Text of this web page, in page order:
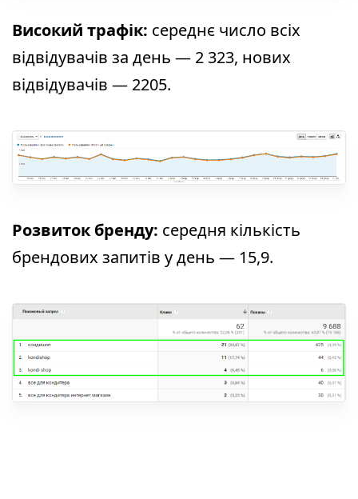
Високий трафік: середнє число всіх
відвідувачів за день — 2 323, нових
відвідувачів — 2205.
Розвиток бренду: середня кількість
брендових запитів у день — 15,9.